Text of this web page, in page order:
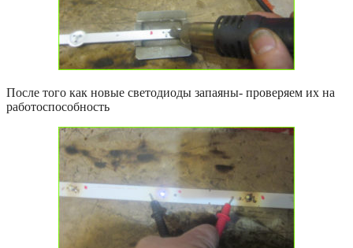
После того как новые светодиоды запаяны- проверяем их на
работоспособность